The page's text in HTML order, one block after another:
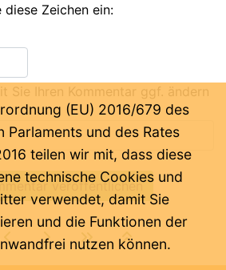
diese Zeichen ein:
Sie Ihren Kommentar ggf. ändern
(EU) 2016/679 des
Parlaments und des Rates
teilen wir mit, dass diese
technische Cookies und
verwendet, damit Sie
und die Funktionen der
nutzen können.